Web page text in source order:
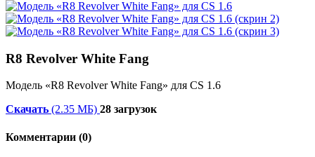
R8 Revolver White Fang
Модель «R8 Revolver White Fang» для CS 1.6
Скачать (2.35 МБ) 28 загрузок
Комментарии (0)